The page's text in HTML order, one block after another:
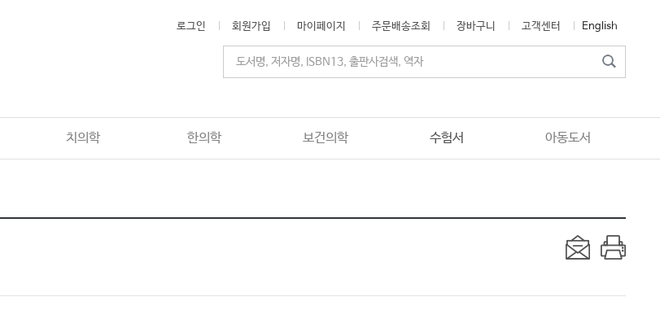
로그인 회원가입 마이페이지 주문배송조회 장바구니 고객센터 English
치의학 한의학 보건의학 수험서 아동도서